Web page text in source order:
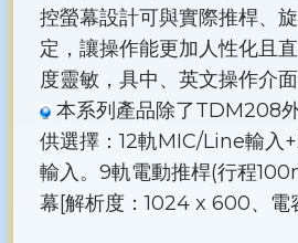
控螢幕設計可與實際推桿、
定，讓操作能更加人性化且
度靈敏，具中、英文操作介面
本系列產品除了TDM208
供選擇：12軌MIC/Line輸入
輸入。9軌電動推桿(行程
幕[解析度：1024 x 600、電